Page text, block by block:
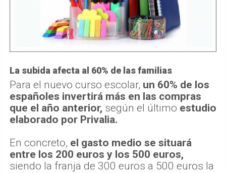
La subida afecta al 60% de las familias
Para el nuevo curso escolar, un 60% de los
españoles invertirá más en las compras
que el año anterior, según el último estudio
elaborado por Privalia.
En concreto, el gasto medio se situará
entre los 200 euros y los 500 euros,
siendo la franja de 300 euros a 500 euros la